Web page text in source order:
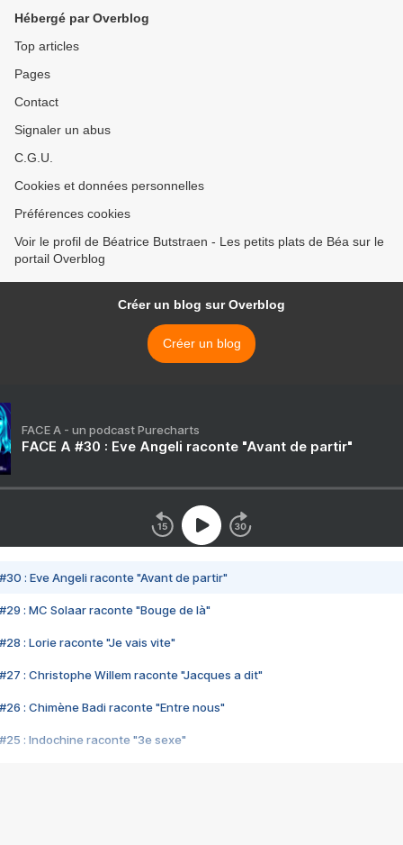
Hébergé par Overblog
Top articles
Pages
Contact
Signaler un abus
C.G.U.
Cookies et données personnelles
Préférences cookies
Voir le profil de Béatrice Butstraen - Les petits plats de Béa sur le
portail Overblog
Créer un blog sur Overblog
Créer un blog
FACE A - un podcast Purecharts
FACE A #30 : Eve Angeli raconte "Avant de partir"
#30 : Eve Angeli raconte "Avant de partir"
#29 : MC Solaar raconte "Bouge de là"
#28 : Lorie raconte "Je vais vite"
#27 : Christophe Willem raconte "Jacques a dit"
#26 : Chimène Badi raconte "Entre nous"
#25 : Indochine raconte "3e sexe"